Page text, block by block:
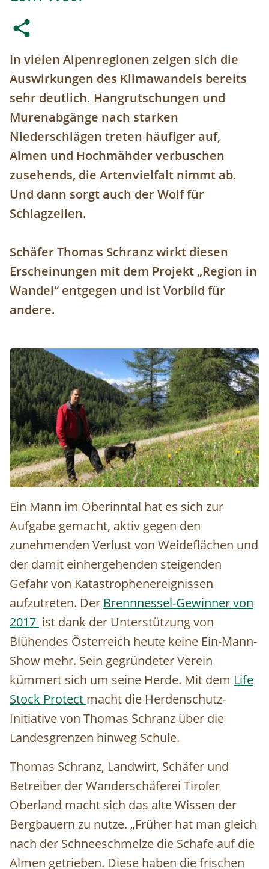
In vielen Alpenregionen zeigen sich die
Auswirkungen des Klimawandels bereits
sehr deutlich. Hangrutschungen und
Murenabgänge nach starken
Niederschlägen treten häufiger auf,
Almen und Hochmähder verbuschen
zusehends, die Artenvielfalt nimmt ab.
Und dann sorgt auch der Wolf für
Schlagzeilen.
Schäfer Thomas Schranz wirkt diesen
Erscheinungen mit dem Projekt „Region in
Wandel“ entgegen und ist Vorbild für
andere.
Der Schäfer Thomas Schranz © Christina Schwann
Ein Mann im Oberinntal hat es sich zur
Aufgabe gemacht, aktiv gegen den
zunehmenden Verlust von Weideflächen und
der damit einhergehenden steigenden
Gefahr von Katastrophenereignissen
aufzutreten. Der Brennnessel-Gewinner von
2017 ist dank der Unterstützung von
Blühendes Österreich heute keine Ein-Mann-
Show mehr. Sein gegründeter Verein
kümmert sich um seine Herde. Mit dem Life
Stock Protect macht die Herdenschutz-
Initiative von Thomas Schranz über die
Landesgrenzen hinweg Schule.
Thomas Schranz, Landwirt, Schäfer und
Betreiber der Wanderschäferei Tiroler
Oberland macht sich das alte Wissen der
Bergbauern zu nutze. „Früher hat man gleich
nach der Schneeschmelze die Schafe auf die
Almen getrieben. Diese haben die frischen